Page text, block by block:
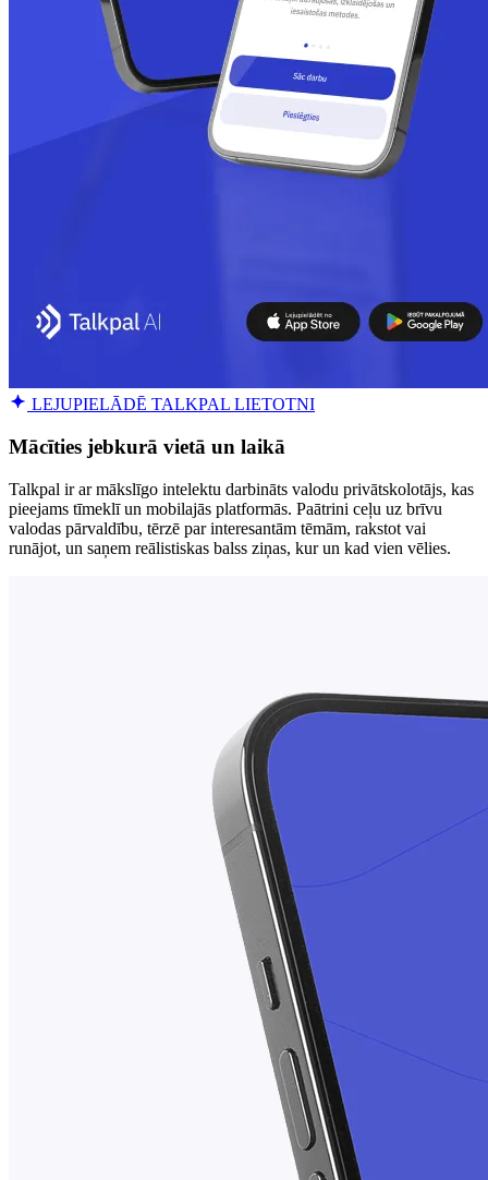
LEJUPIELĀDĒ TALKPAL LIETOTNI
Mācīties jebkurā vietā un laikā
Talkpal ir ar mākslīgo intelektu darbināts valodu privātskolotājs, kas
pieejams tīmeklī un mobilajās platformās. Paātrini ceļu uz brīvu
valodas pārvaldību, tērzē par interesantām tēmām, rakstot vai
runājot, un saņem reālistiskas balss ziņas, kur un kad vien vēlies.